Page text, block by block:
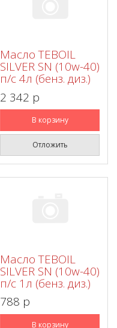
Масло TEBOIL
SILVER SN (10w-40)
п/с 4л (бенз. диз.)
2 342 p
В корзину
Отложить
Масло TEBOIL
SILVER SN (10w-40)
п/с 1л (бенз. диз.)
788 p
В корзину